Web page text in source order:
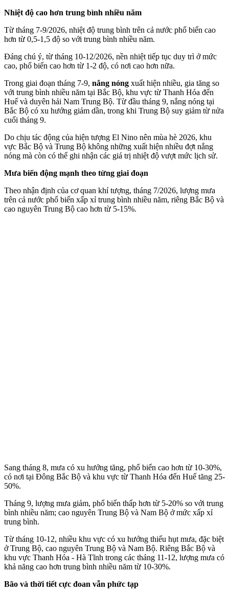
Nhiệt độ cao hơn trung bình nhiều năm
Từ tháng 7-9/2026, nhiệt độ trung bình trên cả nước phổ biến cao
hơn từ 0,5-1,5 độ so với trung bình nhiều năm.
Đáng chú ý, từ tháng 10-12/2026, nền nhiệt tiếp tục duy trì ở mức
cao, phổ biến cao hơn từ 1-2 độ, có nơi cao hơn nữa.
Trong giai đoạn tháng 7-9, nắng nóng xuất hiện nhiều, gia tăng so
với trung bình nhiều năm tại Bắc Bộ, khu vực từ Thanh Hóa đến
Huế và duyên hải Nam Trung Bộ. Từ đầu tháng 9, nắng nóng tại
Bắc Bộ có xu hướng giảm dần, trong khi Trung Bộ suy giảm từ nửa
cuối tháng 9.
Do chịu tác động của hiện tượng El Nino nên mùa hè 2026, khu
vực Bắc Bộ và Trung Bộ không những xuất hiện nhiều đợt nắng
nóng mà còn có thể ghi nhận các giá trị nhiệt độ vượt mức lịch sử.
Mưa biến động mạnh theo từng giai đoạn
Theo nhận định của cơ quan khí tượng, tháng 7/2026, lượng mưa
trên cả nước phổ biến xấp xỉ trung bình nhiều năm, riêng Bắc Bộ và
cao nguyên Trung Bộ cao hơn từ 5-15%.
Sang tháng 8, mưa có xu hướng tăng, phổ biến cao hơn từ 10-30%,
có nơi tại Đông Bắc Bộ và khu vực từ Thanh Hóa đến Huế tăng 25-
50%.
Tháng 9, lượng mưa giảm, phổ biến thấp hơn từ 5-20% so với trung
bình nhiều năm; cao nguyên Trung Bộ và Nam Bộ ở mức xấp xỉ
trung bình.
Từ tháng 10-12, nhiều khu vực có xu hướng thiếu hụt mưa, đặc biệt
ở Trung Bộ, cao nguyên Trung Bộ và Nam Bộ. Riêng Bắc Bộ và
khu vực Thanh Hóa - Hà Tĩnh trong các tháng 11-12, lượng mưa có
khả năng cao hơn trung bình nhiều năm từ 10-30%.
Bão và thời tiết cực đoan vẫn phức tạp